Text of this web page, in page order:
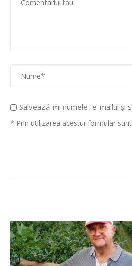
Salvează-mi numele, e-mailul
* Prin utilizarea acestui formular